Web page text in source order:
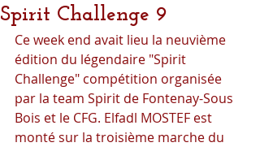
Spirit Challenge 9
Ce week end avait lieu la neuvième
édition du légendaire "Spirit
Challenge" compétition organisée
par la team Spirit de Fontenay-Sous
Bois et le CFG. Elfadl MOSTEF est
monté sur la troisième marche du